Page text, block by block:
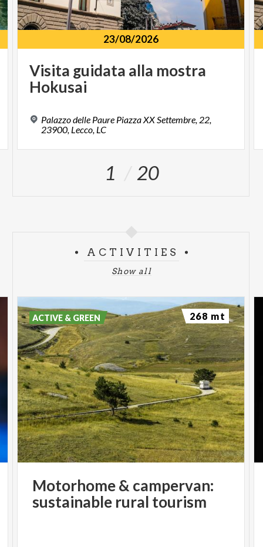
23/08/2026
Visita guidata alla mostra
Hokusai
Palazzo delle Paure Piazza XX Settembre, 22,
23900, Lecco, LC
1 20
ACTIVITIES
Show all
Motorhome& campervan:
sustainable rural tourism
ACTIVE & GREEN 268 mt